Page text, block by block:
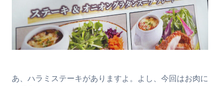
あ、ハラミステーキがありますよ。よし、今回はお肉に